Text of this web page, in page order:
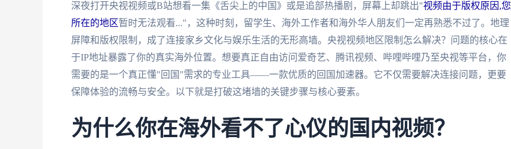
深夜打开央视视频或B站想看一集《舌尖上的中国》或是追部热播剧，屏幕上却跳出"视频由于版权原因,您
所在的地区暂时无法观看..."，这种时刻，留学生、海外工作者和海外华人朋友们一定再熟悉不过了。地理
屏障和版权限制，成了连接家乡文化与娱乐生活的无形高墙。央视视频地区限制怎么解决？问题的核心在
于IP地址暴露了你的真实海外位置。想要真正自由访问爱奇艺、腾讯视频、哔哩哔哩乃至央视等平台，你
需要的是一个真正懂"回国"需求的专业工具——一款优质的回国加速器。它不仅需要解决连接问题，更要
保障体验的流畅与安全。以下就是打破这堵墙的关键步骤与核心要素。
为什么你在海外看不了心仪的国内视频？